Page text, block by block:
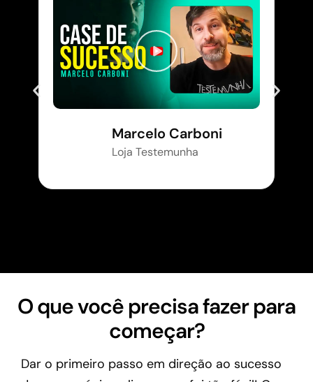
Marcelo Carboni
Loja Testemunha
O que você precisa fazer para
começar?
Dar o primeiro passo em direção ao sucesso